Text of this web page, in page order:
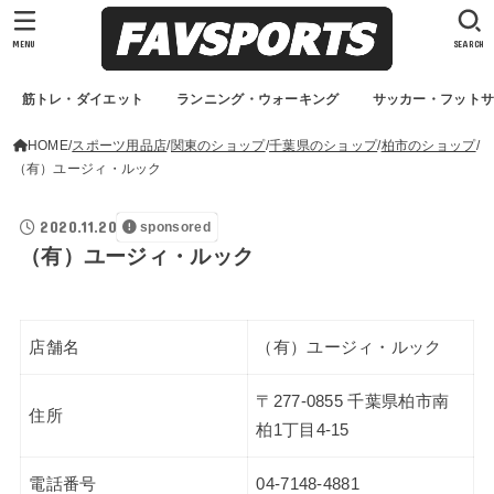
筋トレ・ダイエット ランニング・ウォーキング サッカー・フット
SEARCH
MENU
HOME スポーツ用品店 関東のショップ 千葉県のショップ 柏市のショップ
（有）ユージィ・ルック
2020.11.20 sponsored
（有）ユージィ・ルック
店舗名 （有）ユージィ・ルック
住所
〒277-0855 千葉県柏市南
柏1丁目4-15
電話番号 04-7148-4881